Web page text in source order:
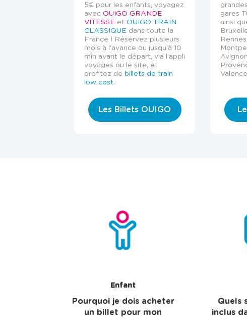
5€ pour les enfants, voyagez
avec OUIGO GRANDE
VITESSE et OUIGO TRAIN
CLASSIQUE dans toute la
France ! Réservez plusieurs
mois à l’avance ou jusqu’à 10
min avant le départ, via l’appli
voyages ou le site, et
profitez de billets de train
low cost.
Les Billets OUIGO
gares
ainsi
Enfant
Pourquoi je dois acheter
un billet pour mon
Quels
inclus